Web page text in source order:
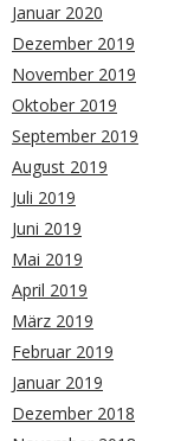
Januar 2020
Dezember 2019
November 2019
Oktober 2019
September 2019
August 2019
Juli 2019
Juni 2019
Mai 2019
April 2019
März 2019
Februar 2019
Januar 2019
Dezember 2018